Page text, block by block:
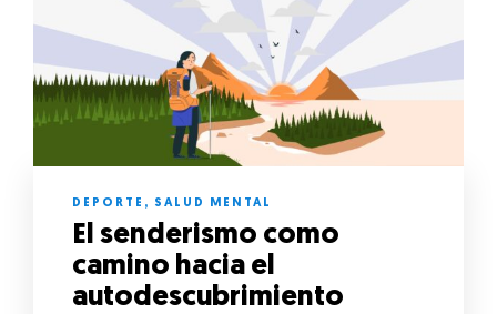
DEPORTE , SALUD MENTAL
El senderismo como
camino hacia el
autodescubrimiento